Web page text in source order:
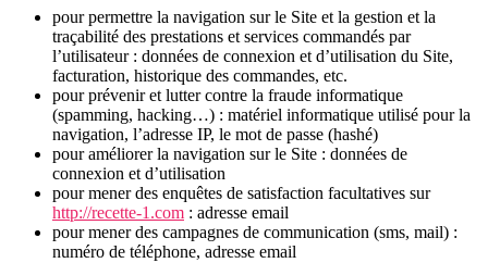
pour permettre la navigation sur le Site et la gestion et la
traçabilité des prestations et services commandés par
l’utilisateur : données de connexion et d’utilisation du Site,
facturation, historique des commandes, etc.
pour prévenir et lutter contre la fraude informatique
(spamming, hacking…) : matériel informatique utilisé pour la
navigation, l’adresse IP, le mot de passe (hashé)
pour améliorer la navigation sur le Site : données de
connexion et d’utilisation
pour mener des enquêtes de satisfaction facultatives sur
http://recette-1.com : adresse email
pour mener des campagnes de communication (sms, mail) :
numéro de téléphone, adresse email